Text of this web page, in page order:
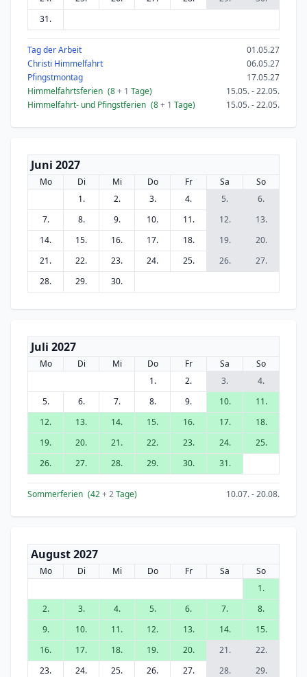
31.
Tag der Arbeit
01.05.27
Christi Himmelfahrt
06.05.27
Pfingstmontag
17.05.27
Himmelfahrtsferien (8+ 1 Tage)
15.05. - 22.05.
Himmelfahrt- und Pfingstferien (8+ 1 Tage) 15.05. - 22.05.
Juni 2027
Mo Di Mi Do Fr Sa
So
1.
2. 3. 4. 5.
6.
7.
8. 9. 10. 11. 12.
13.
14.
15. 16. 17. 18. 19.
20.
21.
22. 23. 24. 25. 26.
27.
28.
29. 30.
Juli 2027
Mo Di Mi Do Fr Sa
So
1.
2. 3.
4.
5.
6. 7. 8. 9. 10.
11.
12.
13. 14. 15. 16. 17.
18.
19.
20. 21. 22. 23. 24.
25.
26.
27. 28. 29. 30. 31.
Sommerferien (42+ 2Tage) 10.07. - 20.08.
August 2027
Mo Di Mi Do Fr Sa
So
1.
2.
3. 4. 5. 6. 7.
8.
9.
10. 11. 12. 13. 14.
15.
16.
17. 18. 19. 20. 21.
22.
23.
24. 25. 26. 27. 28.
29.